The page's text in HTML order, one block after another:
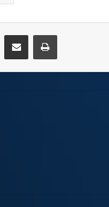
Compartir por correo electrónicoImprimir